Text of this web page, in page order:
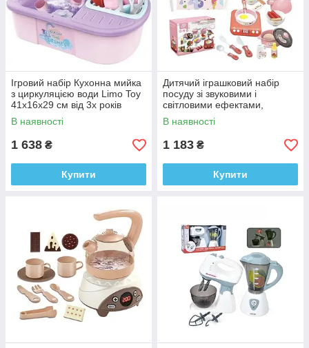
Ігровий набір Кухонна мийка
з циркуляцією води Limo Toy
41х16х29 см від 3х років
В наявності
1 638 ₴
Купити
Дитячий іграшковий набір
посуду зі звуковими і
світловими ефектами,
фартух, ковпак, продукти.
В наявності
1 183 ₴
Купити